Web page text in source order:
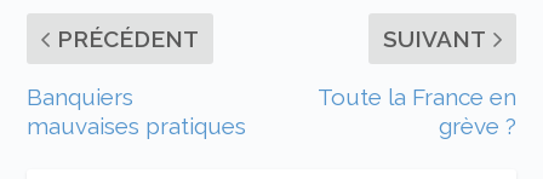
PRÉCÉDENT
Banquiers
mauvaises pratiques
SUIVANT
Toute la France en
grève ?